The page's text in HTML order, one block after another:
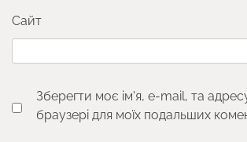
Сайт
Зберегти моє ім'я, e-mail, та
браузері для моїх подальших